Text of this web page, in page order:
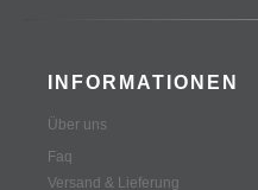
INFORMATIONEN
Über uns
Faq
Versand & Lieferung